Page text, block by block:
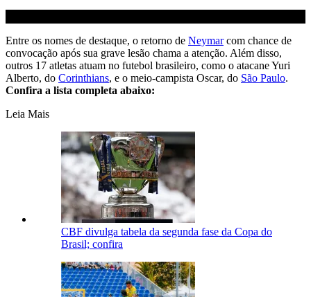
Entre os nomes de destaque, o retorno de Neymarcom chance de
convocação após sua grave lesão chama a atenção. Além disso,
outros 17 atletas atuam no futebol brasileiro, como o atacane Yuri
Alberto, do Corinthians, e o meio-campista Oscar, do São Paulo.
Confira a lista completa abaixo:
Leia Mais
CBF divulga tabela da segunda fase da Copa do
Brasil; confira